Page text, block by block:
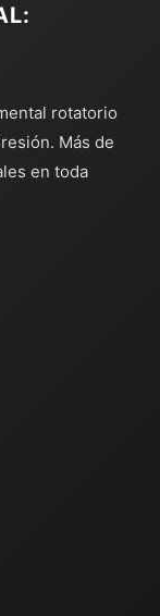
rotatorio
Más de
en toda